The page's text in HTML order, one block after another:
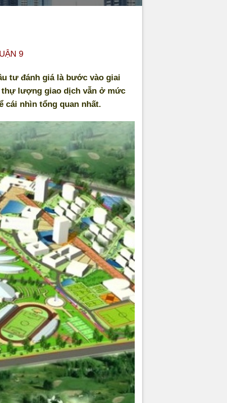
9
tư đánh giá là bước vào giai
thự lượng giao dịch vẫn ở mức
cái nhìn tổng quan nhất.